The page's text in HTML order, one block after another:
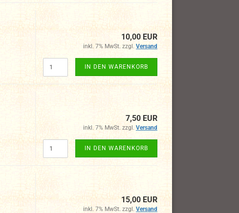
10,00 EUR
inkl. 7% MwSt. zzgl. Versand
IN DEN WARENKORB
7,50 EUR
inkl. 7% MwSt. zzgl. Versand
IN DEN WARENKORB
15,00 EUR
inkl. 7% MwSt. zzgl. Versand